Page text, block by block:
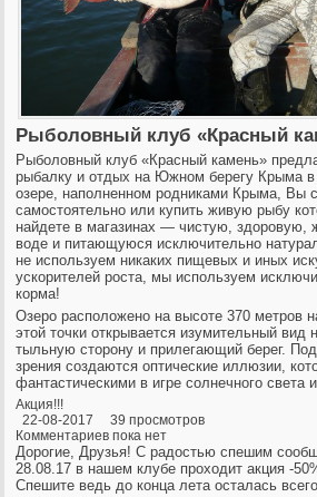
Рыболовный клуб «Красный
Рыболовный клуб «Красный камень»
рыбалку и отдых на Южном берегу Крыма
озере, наполненном родниками Крыма, Вы
самостоятельно или купить живую рыбу
найдете в магазинах — чистую, здоровую,
воде и питающуюся исключительно
не используем никаких пищевых и иных
ускорителей роста, мы используем
корма!
Озеро расположено на высоте 370 метров
этой точки открывается изумительный
тыльную сторону и прилегающий берег.
зрения создаются оптические иллюзии,
фантастическими в игре солнечного света
Акция!!!
22-08-2017 39 просмотров
Комментариев пока нет
Дорогие, Друзья! С радостью спешим
28.08.17 в нашем клубе проходит акция -
Спешите ведь до конца лета осталась